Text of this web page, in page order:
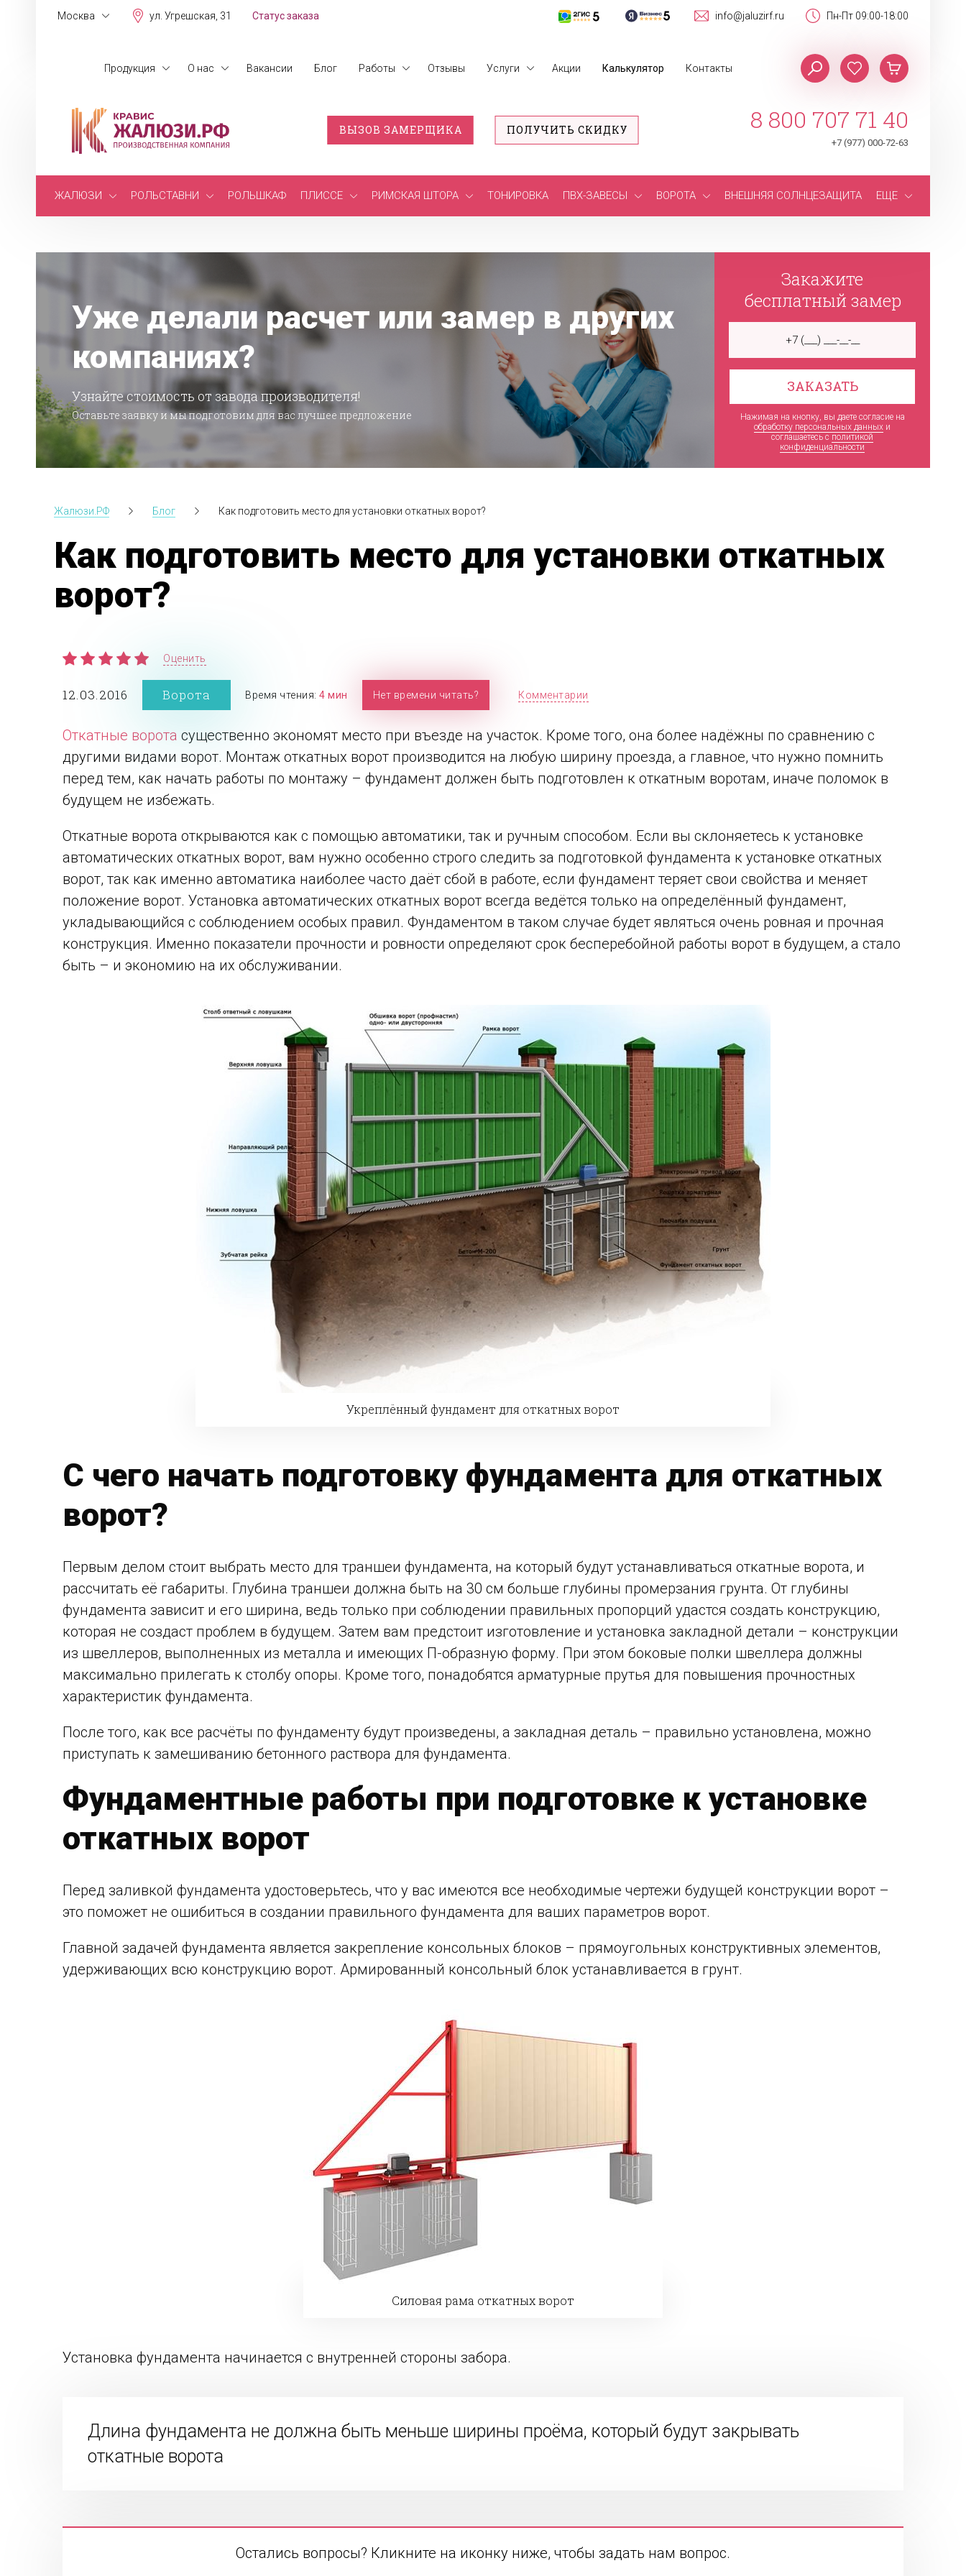
Москва ул. Угрешская, 31 Пн-Пт 09:00-18:00
info@jaluzirf.ru
Статус заказа
Продукция О нас Вакансии Блог Работы Отзывы Услуги Акции Калькулятор Контакты
ВЫЗОВ ЗАМЕРЩИКА ПОЛУЧИТЬ СКИДКУ 8 800 707 71 40
+7 (977) 000-72-63
ЖАЛЮЗИ РОЛЬСТАВНИ РОЛЬШКАФ ПЛИССЕ РИМСКАЯ ШТОРА ТОНИРОВКА ПВХ-ЗАВЕСЫ ВОРОТА ВНЕШНЯЯ СОЛНЦЕЗАЩИТА ЕЩЕ
Уже делали расчет или замер в других
компаниях?
Узнайте стоимость от завода производителя!
Оставьте заявку и мы подготовим для вас лучшее предложение
Закажите
бесплатный замер
ЗАКАЗАТЬ
Нажимая на кнопку, вы даете согласие на
обработку персональных данных и
соглашаетесь c политикой
конфиденциальности
Жалюзи.РФ Блог Как подготовить место для установки откатных ворот?
Как подготовить место для установки откатных
ворот?
Оценить
12.03.2016 Ворота Время чтения: 4 мин Нет времени читать? Комментарии
Откатные ворота существенно экономят место при въезде на участок. Кроме того, она более надёжны по сравнению с
другими видами ворот. Монтаж откатных ворот производится на любую ширину проезда, а главное, что нужно помнить
перед тем, как начать работы по монтажу – фундамент должен быть подготовлен к откатным воротам, иначе поломок в
будущем не избежать.
Откатные ворота открываются как с помощью автоматики, так и ручным способом. Если вы склоняетесь к установке
автоматических откатных ворот, вам нужно особенно строго следить за подготовкой фундамента к установке откатных
ворот, так как именно автоматика наиболее часто даёт сбой в работе, если фундамент теряет свои свойства и меняет
положение ворот. Установка автоматических откатных ворот всегда ведётся только на определённый фундамент,
укладывающийся с соблюдением особых правил. Фундаментом в таком случае будет являться очень ровная и прочная
конструкция. Именно показатели прочности и ровности определяют срок бесперебойной работы ворот в будущем, а стало
быть – и экономию на их обслуживании.
Укреплённый фундамент для откатных ворот
С чего начать подготовку фундамента для откатных
ворот?
Первым делом стоит выбрать место для траншеи фундамента, на который будут устанавливаться откатные ворота, и
рассчитать её габариты. Глубина траншеи должна быть на 30 см больше глубины промерзания грунта. От глубины
фундамента зависит и его ширина, ведь только при соблюдении правильных пропорций удастся создать конструкцию,
которая не создаст проблем в будущем. Затем вам предстоит изготовление и установка закладной детали – конструкции
из швеллеров, выполненных из металла и имеющих П-образную форму. При этом боковые полки швеллера должны
максимально прилегать к столбу опоры. Кроме того, понадобятся арматурные прутья для повышения прочностных
характеристик фундамента.
После того, как все расчёты по фундаменту будут произведены, а закладная деталь – правильно установлена, можно
приступать к замешиванию бетонного раствора для фундамента.
Фундаментные работы при подготовке к установке
откатных ворот
Перед заливкой фундамента удостоверьтесь, что у вас имеются все необходимые чертежи будущей конструкции ворот –
это поможет не ошибиться в создании правильного фундамента для ваших параметров ворот.
Главной задачей фундамента является закрепление консольных блоков – прямоугольных конструктивных элементов,
удерживающих всю конструкцию ворот. Армированный консольный блок устанавливается в грунт.
Силовая рама откатных ворот
Установка фундамента начинается с внутренней стороны забора.
Длина фундамента не должна быть меньше ширины проёма, который будут закрывать
откатные ворота
Остались вопросы? Кликните на иконку ниже, чтобы задать нам вопрос.